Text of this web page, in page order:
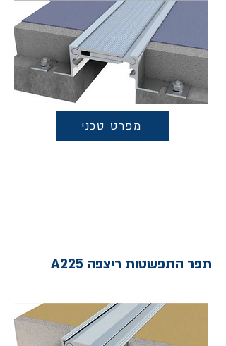
מפרט טכני
תפר התפשטות ריצפה A225